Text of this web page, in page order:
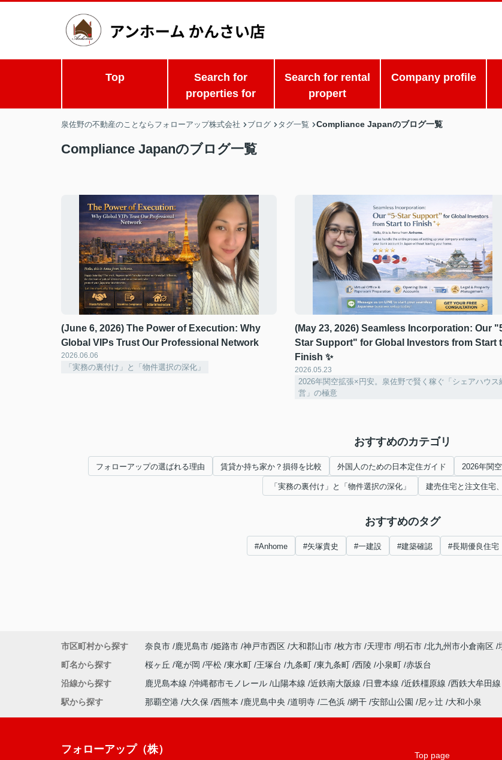
Top
Search for
properties for
Search for rental
propert
Company profile
泉佐野の不動産のことならフォローアップ株式会社 ブログ タグ一覧 Compliance Japanのブログ一覧
Compliance Japanのブログ一覧
(June 6, 2026) The Power of Execution: Why
Global VIPs Trust Our Professional Network ️
2026.06.06
「実務の裏付け」と「物件選択の深化」
(May 23, 2026) Seamless Incorporation: Our
Star Support" for Global Investors from Start
Finish ✨
2026.05.23
2026年関空拡張×円安。泉佐野で賢く稼ぐ「シェアハウス
営」の極意
おすすめのカテゴリ
フォローアップの選ばれる理由 賃貸か持ち家か？損得を比較 外国人のための日本定住ガイド 2026年関
「実務の裏付け」と「物件選択の深化」 建売住宅と注文住宅
おすすめのタグ
#Anhome #矢塚貴史 #一建設 #建築確認 #長期優良住宅
市区町村から探す 奈良市 鹿児島市 姫路市 神戸市西区 大和郡山市 枚方市 天理市 明石市 北九州市小倉南区
町名から探す
桜ヶ丘 竜が岡 平松 東水町 王塚台 九条町 東九条町 西陵 小泉町 赤坂台
沿線から探す
鹿児島本線 沖縄都市モノレール 山陽本線 近鉄南大阪線 日豊本線 近鉄橿原線 西鉄大牟田線
駅から探す
那覇空港 大久保 西熊本 鹿児島中央 道明寺 二色浜 網干 安部山公園 尼ヶ辻 大和小泉
フォローアップ（株） Top page